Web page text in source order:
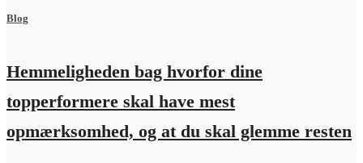
Blog
Hemmeligheden bag hvorfor dine
topperformere skal have mest
opmærksomhed, og at du skal glemme resten